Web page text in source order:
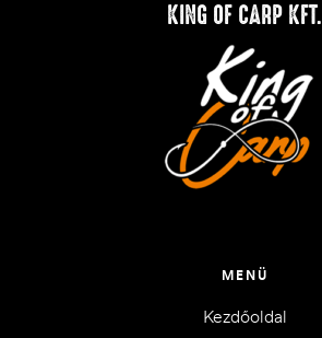
KING OF CARP KFT.
MENÜ
Kezdőoldal